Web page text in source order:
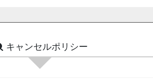
キャンセルポリシー